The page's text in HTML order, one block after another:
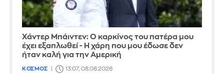
Χάντερ Μπάιντεν: Ο καρκίνος του πατέρα μου
έχει εξαπλωθεί - Η χάρη που μου έδωσε δεν
ήταν καλή για την Αμερική
ΚΟΣΜΟΣ 13:07, 08.08.2026